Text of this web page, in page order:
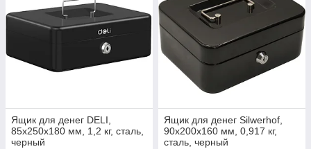
Ящик для денег DELI,
85х250х180 мм, 1,2 кг, сталь,
черный
Ящик для денег Silwerhof,
90х200х160 мм, 0,917 кг,
сталь, черный